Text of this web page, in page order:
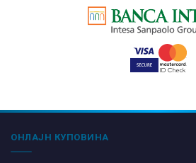
ОНЛАЈН КУПОВИНА